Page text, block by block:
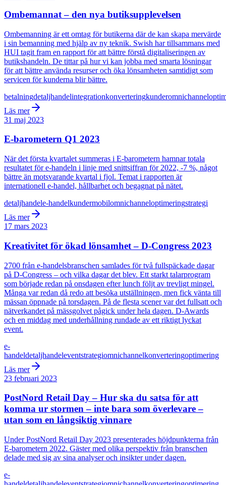
Ombemannat – den nya butiksupplevelsen
Ombemanning är ett omtag för butikerna där de kan skapa mervärde
i sin bemanning med hjälp av ny teknik. Swish har tillsammans med
HUI tagit fram en rapport för att bättre förstå digitaliseringen av
butikshandeln. De tittar på hur vi kan jobba med smarta lösningar
för att bättre använda resurser och öka lönsamheten samtidigt som
servicen för kunderna blir bättre.
betalningdetaljhandelintegrationkonverteringkunderomnichannel
Läs mer
31 maj 2023
E-barometern Q1 2023
När det första kvartalet summeras i E-barometern hamnar totala
resultatet för e-handeln i linje med snittsiffran för 2022, -7 %, något
bättre än motsvarande kvartal i fjol. Temat i rapporten är
internationell e-handel, hållbarhet och begagnat på nätet.
detaljhandele-handelkundermobilomnichanneloptimeringstrategi
Läs mer
17 mars 2023
Kreativitet för ökad lönsamhet – D-Congress 2023
2700 från e-handelsbranschen samlades för två fullspäckade dagar
på D-Congress – och vilka dagar det blev. Ett starkt talarprogram
som började redan på onsdagen efter lunch följt av trevligt mingel.
Många var redan då redo att besöka utställningen, men fick vänta till
mässan öppnade på torsdagen. På de flesta scener var det fullsatt och
nätverkandet på mässgolvet pågick under hela dagen. D-Awards
och en middag med underhållning rundade av ett riktigt lyckat
event.
e-
handeldetaljhandeleventstrategiomnichannelkonverteringoptimering
Läs mer
23 februari 2023
PostNord Retail Day – Hur ska du satsa för att
komma ur stormen – inte bara som överlevare –
utan som en långsiktig vinnare
Under PostNord Retail Day 2023 presenterades höjdpunkterna från
E-barometern 2022. Gäster med olika perspektiv från branschen
delade med sig av sina analyser och insikter under dagen.
e-